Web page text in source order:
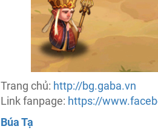
Trang chủ: http://bg.gaba.vn
Link fanpage: https://
Búa Tạ